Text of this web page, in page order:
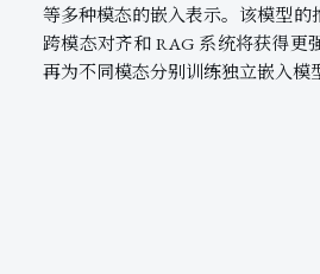
等多种模态的嵌入表示。该模型的
跨模态对齐和 RAG 系统将获得更
再为不同模态分别训练独立嵌入模